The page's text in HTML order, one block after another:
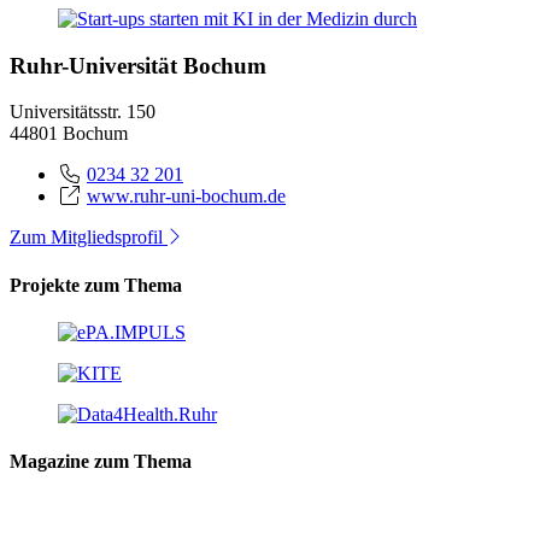
Ruhr-Universität Bochum
Universitätsstr. 150
44801 Bochum
0234 32 201
www.ruhr-uni-bochum.de
Zum Mitgliedsprofil
Projekte zum Thema
Magazine zum Thema